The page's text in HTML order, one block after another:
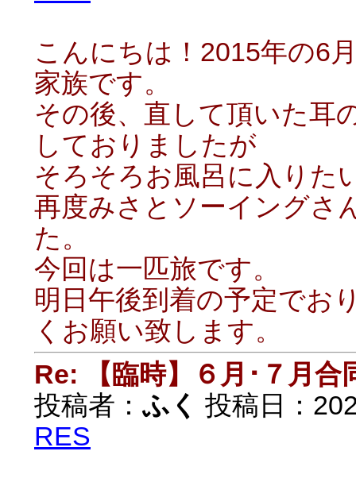
こんにちは！2015年の6
家族です。
その後、直して頂いた耳
しておりましたが
そろそろお風呂に入りた
再度みさとソーイングさ
た。
今回は一匹旅です。
明日午後到着の予定でお
くお願い致します。
Re: 【臨時】６月･７月
投稿者： ふく 投稿日：
RES